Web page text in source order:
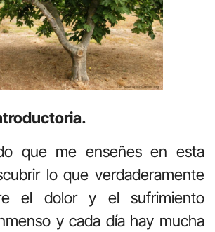
que me enseñes en esta
lo que verdaderamente
el dolor y el sufrimiento
y cada día hay mucha